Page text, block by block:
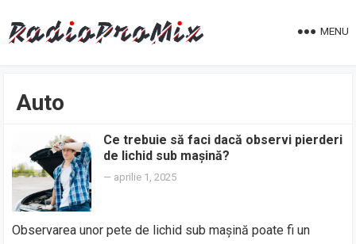
MENU
Auto
Ce trebuie să faci dacă observi pierderi
de lichid sub mașină?
— aprilie 1, 2025
Observarea unor pete de lichid sub mașină poate fi un